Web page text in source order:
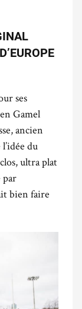
ses
Gamel
ancien
du
ultra plat
par
bien faire